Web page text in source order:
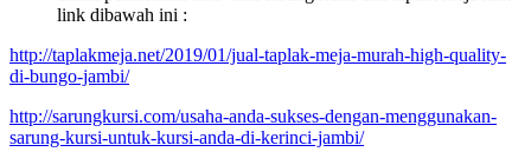
link dibawah ini :
http://taplakmeja.net/2019/01/jual-taplak-meja-murah-high-quality-
di-bungo-jambi/
http://sarungkursi.com/usaha-anda-sukses-dengan-menggunakan-
sarung-kursi-untuk-kursi-anda-di-kerinci-jambi/